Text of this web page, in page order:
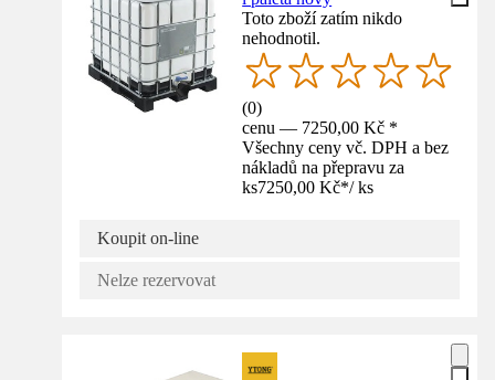
Toto zboží zatím nikdo
nehodnotil.
(0)
cenu — 7250,00 Kč *
Všechny ceny vč. DPH a bez
nákladů na přepravu za
ks7250,00 Kč*/ ks
Koupit on-line
Nelze rezervovat